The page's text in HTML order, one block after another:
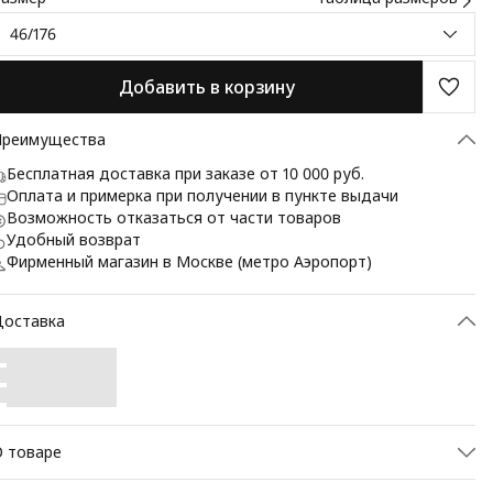
46/176
Добавить в корзину
Бесплатная доставка при заказе от 10 000 руб.
Оплата и примерка при получении в пункте выдачи
Возможность отказаться от части товаров
Удобный возврат
Фирменный магазин в Москве (метро Аэропорт)
товаре